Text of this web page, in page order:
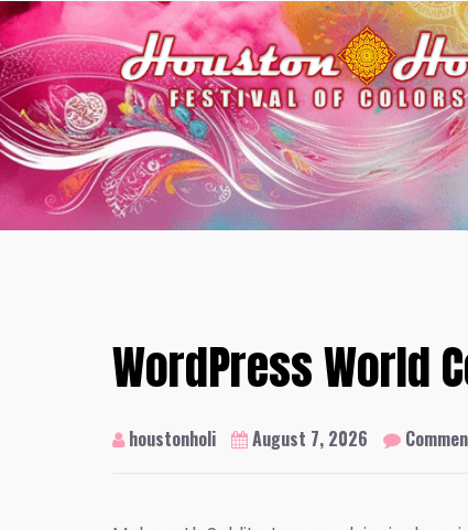
Skip
to
content
WordPress World
houstonholi August 7, 2026